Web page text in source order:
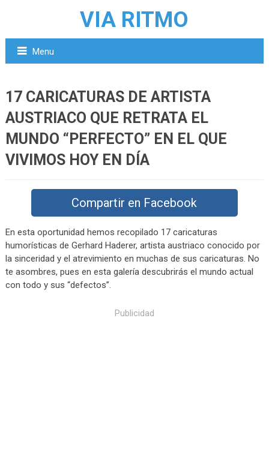
VIA RITMO
Menu
17 CARICATURAS DE ARTISTA
AUSTRIACO QUE RETRATA EL
MUNDO “PERFECTO” EN EL QUE
VIVIMOS HOY EN DÍA
Compartir en Facebook
En esta oportunidad hemos recopilado 17 caricaturas
humorísticas de Gerhard Haderer, artista austriaco conocido por
la sinceridad y el atrevimiento en muchas de sus caricaturas. No
te asombres, pues en esta galería descubrirás el mundo actual
con todo y sus “defectos”.
Publicidad